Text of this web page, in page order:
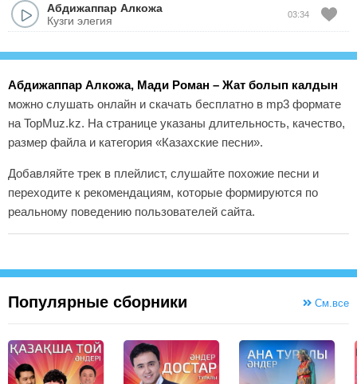
Абдижаппар Алкожа
Кузги элегия
03:34
Абдижаппар Алкожа, Мади Роман – Жат болып калдын
можно слушать онлайн и скачать бесплатно в mp3 формате
на TopMuz.kz. На странице указаны длительность, качество,
размер файла и категория «Казахские песни».
Добавляйте трек в плейлист, слушайте похожие песни и
переходите к рекомендациям, которые формируются по
реальному поведению пользователей сайта.
Популярные сборники См.все